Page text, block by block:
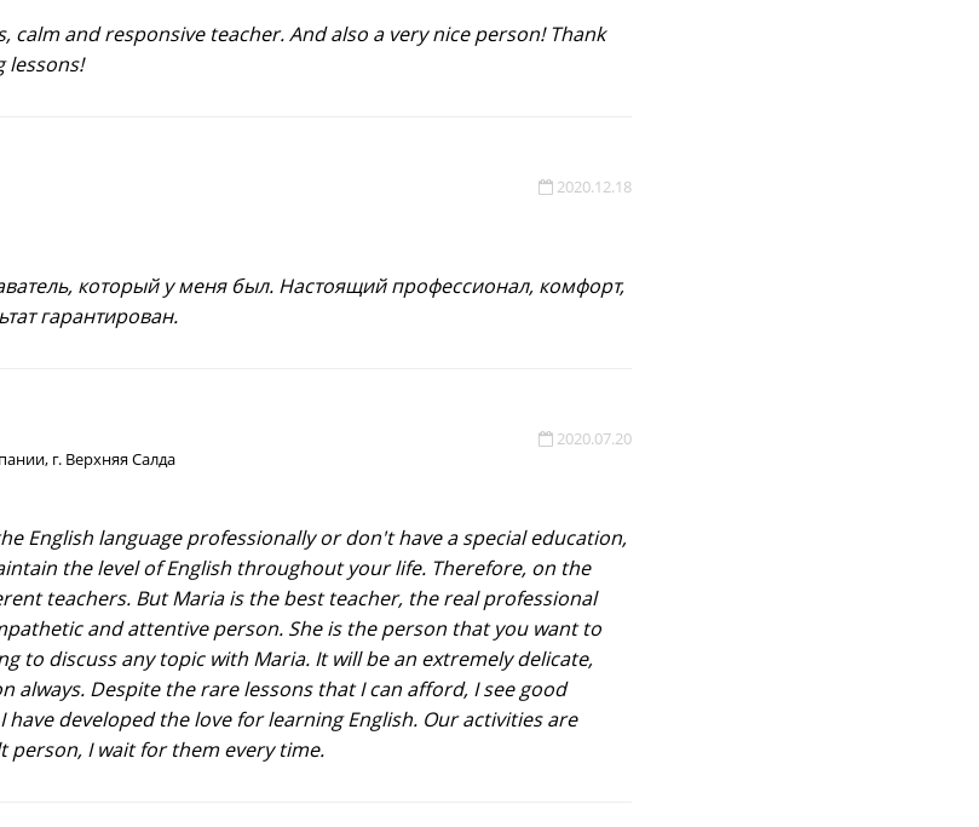
calm and responsive teacher. And also a very nice person! Thank
lessons!
2020.12.18
который у меня был. Настоящий профессионал, комфорт,
гарантирован.
г. Верхняя Салда
2020.07.20
English language professionally or don't have a special education,
the level of English throughout your life. Therefore, on the
teachers. But Maria is the best teacher, the real professional
and attentive person. She is the person that you want to
to discuss any topic with Maria. It will be an extremely delicate,
always. Despite the rare lessons that I can afford, I see good
developed the love for learning English. Our activities are
person, I wait for them every time.